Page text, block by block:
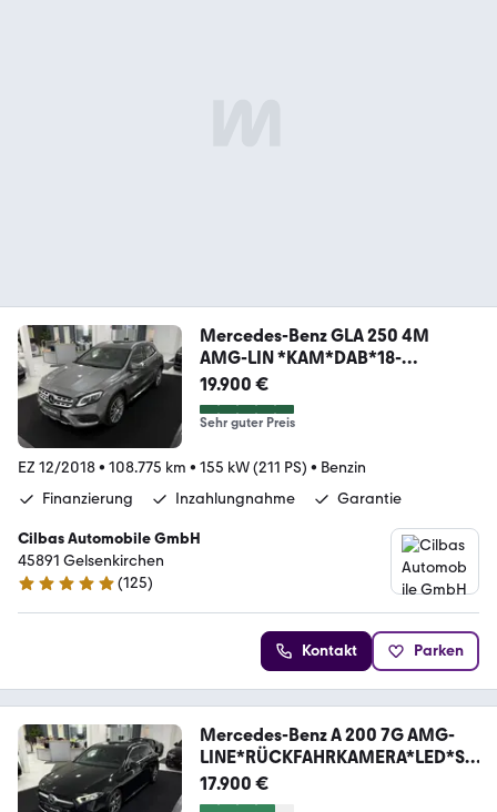
Mercedes-Benz GLA 250 4M
AMG-LIN *KAM*DAB*18-
ZOLL*LED*SHZ*
19.900 €
Sehr guter Preis
EZ 12/2018• 108.775 km • 155 kW (211 PS) • Benzin
Finanzierung
Inzahlungnahme Garantie
Cilbas Automobile GmbH
45891 Gelsenkirchen
4.8 Sterne
(125)
Kontakt Parken
Mercedes-Benz A 200 7G AMG-
LINE*RÜCKFAHRKAMERA*LED*SP
URH*MBUX*
17.900 €